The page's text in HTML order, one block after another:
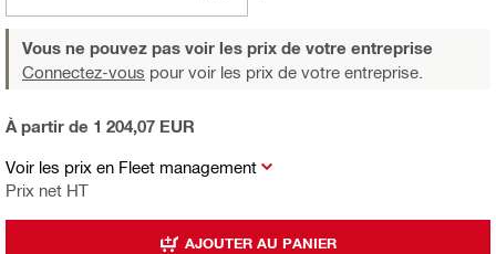
Vous ne pouvez pas voir les prix de votre entreprise
Connectez-vous pour voir les prix de votre entreprise.
Voir les prix en Fleet management
Prix net HT
À partir de 1 204,07 EUR
AJOUTER AU PANIER